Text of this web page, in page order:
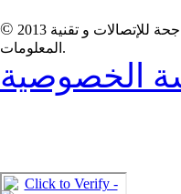
© 2013 مؤسسة الخطوة الناجحة للإتصالات و تقنية
المعلومات.
الخصوصية